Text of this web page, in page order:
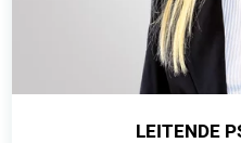
LEITENDE